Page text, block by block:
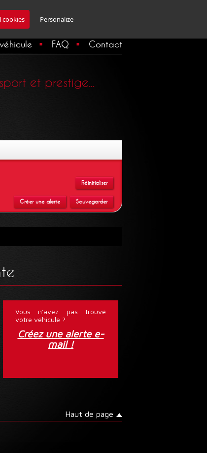
cookies Personalize
Inscription Newsletter
FAQ Contact
et prestige...
Réinitialiser
Créer une alerte Sauvegarder
Vous n'avez pas trouvé
votre véhicule ?
Créez une alerte e-
mail !
Haut de page